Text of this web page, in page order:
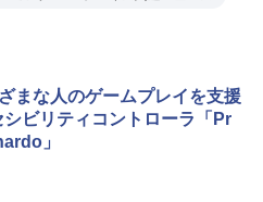
まな人のゲームプレイを支援
ビリティコントローラ「Pr
」